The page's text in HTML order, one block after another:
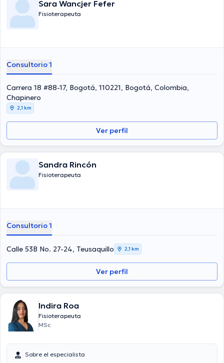
Sara Wancjer Fefer
Fisioterapeuta
Consultorio 1
Carrera 18 #88-17, Bogotá, 110221, Bogotá, Colombia,
Chapinero
2,1 km
Ver perfil
Sandra Rincón
Fisioterapeuta
Consultorio 1
Calle 53B No. 27-24, Teusaquillo 2,1 km
Ver perfil
Indira Roa
Fisioterapeuta
MSc
Sobre el especialista